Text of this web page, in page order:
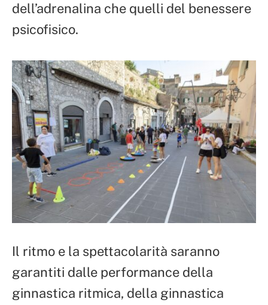
dell’adrenalina che quelli del benessere
psicofisico.
Il ritmo e la spettacolarità saranno
garantiti dalle performance della
ginnastica ritmica, della ginnastica